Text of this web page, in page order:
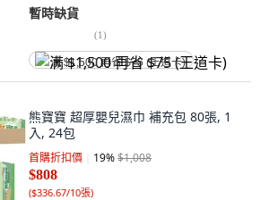
暫時缺貨
(1)
满 $1,500 再省 $75 (王道卡)
熊寶寶 超厚嬰兒濕巾 補充包 80張, 1
入, 24包
首購折扣價 19%$1,008
$808
($336.67/10張)